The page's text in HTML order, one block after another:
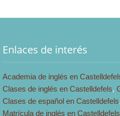
Enlaces de interés
Academia de inglés en
Clases de inglés en Castelldefels,
Clases de español en Castelldefels
Matrícula de inglés en